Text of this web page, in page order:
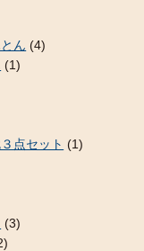
ん (4)
(1)
点セット (1)
(3)